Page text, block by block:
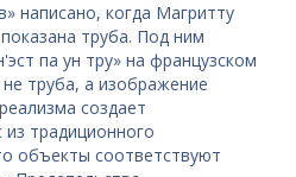
написано, когда Магритту
труба. Под ним
па ун тру» на французском
труба, а изображение
создает
из традиционного
объекты соответствуют